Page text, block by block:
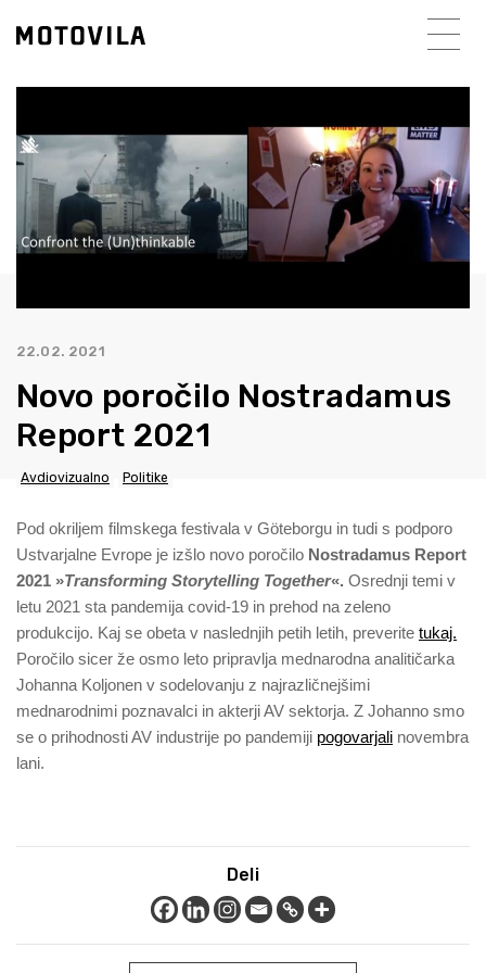
22.02. 2021
Novo poročilo Nostradamus
Report 2021
Avdiovizualno Politike
Pod okriljem filmskega festivala v Göteborgu in tudi s podporo
Ustvarjalne Evrope je izšlo novo poročilo Nostradamus Report
2021 »Transforming Storytelling Together«. Osrednji temi v
letu 2021 sta pandemija covid-19 in prehod na zeleno
produkcijo. Kaj se obeta v naslednjih petih letih, preverite tukaj.
Poročilo sicer že osmo leto pripravlja mednarodna analitičarka
Johanna Koljonen v sodelovanju z najrazličnejšimi
mednarodnimi poznavalci in akterji AV sektorja. Z Johanno smo
se o prihodnosti AV industrije po pandemiji pogovarjali novembra
lani.
Deli